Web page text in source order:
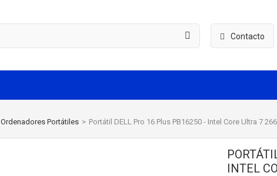
Contacto
Ordenadores Portátiles > Portátil DELL Pro 16 Plus PB16250 - Intel Core Ultra 7
INTEL